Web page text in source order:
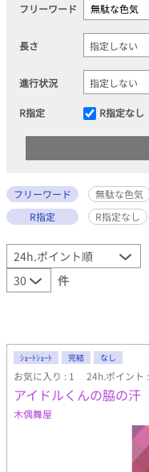
フリーワード
長さ
進行状況
R指定 R指定なし
フリーワード
無駄な色気
R指定
R指定なし
件
ｼｮｰﾄｼｮｰﾄ 完結 なし
お気に入り : 1 24h.ポイント
アイドルくんの脇の汗
木偶舞屋